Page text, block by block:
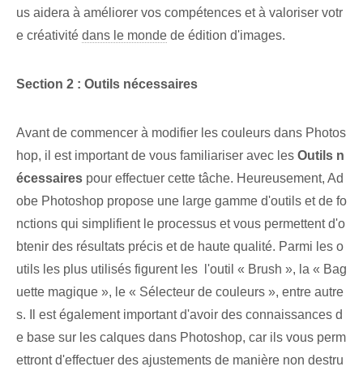
us aidera à améliorer vos compétences et ⁤à valoriser votr
e créativité‌ dans le monde ⁣de ⁢édition d'images.
Section 2 : Outils nécessaires
Avant de commencer à modifier les couleurs dans Photos
hop, il est important de vous familiariser avec les Outils n
écessaires pour ⁢effectuer cette tâche.​ Heureusement, Ad
obe⁤ Photoshop propose une large gamme d'outils et de fo
nctions qui simplifient le ‌processus et⁣ vous permettent ⁢d'o
btenir ⁢des ⁢résultats précis et de haute qualité.⁤ Parmi les​ o
utils les plus utilisés figurent les ⁢ l'outil « Brush », la « Bag
uette magique », le « Sélecteur de couleurs »,⁤ entre autre
s. Il est également important d'avoir des connaissances d
e base sur les calques dans Photoshop, car ils vous perm
ettront d'effectuer des ajustements de manière non destru